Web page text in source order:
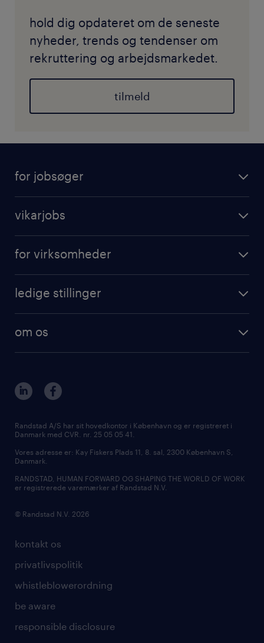
hold dig opdateret om de seneste
nyheder, trends og tendenser om
rekruttering og arbejdsmarkedet.
tilmeld
for jobsøger
vikarjobs
for virksomheder
ledige stillinger
om os
kontakt os
privatlivspolitik
whistleblowerordning
be aware
responsible disclosure
Randstad A/S har sit hovedkontor i København og er registreret i
Danmark med CVR. nr. 25 05 05 41.
Vores adresse er: Kay Fiskers Plads 11, 8. sal, 2300 København S,
Danmark.
RANDSTAD, HUMAN FORWARD OG SHAPING THE WORLD OF WORK
er registrerede varemærker af Randstad N.V.
© Randstad N.V. 2026